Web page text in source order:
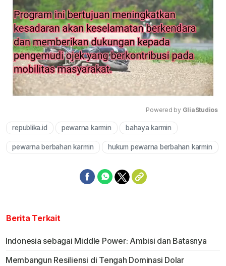
Powered by GliaStudios
republika.id pewarna karmin bahaya karmin
pewarna berbahan karmin hukum pewarna berbahan karmin
Berita Terkait
Indonesia sebagai Middle Power: Ambisi dan Batasnya
Membangun Resiliensi di Tengah Dominasi Dolar